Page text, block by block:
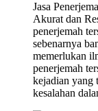
Jasa
Akurat dan
penerjemah
sebenarnya
memerlukan
penerjemah
kejadian yang
kesalahan